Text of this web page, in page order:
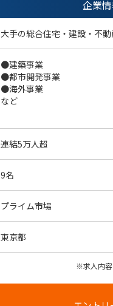
企業
大手の総合住宅・建設・不
●建築事業
●都市開発事業
●海外事業
など
連結5万人超
9名
プライム市場
東京都
求人内